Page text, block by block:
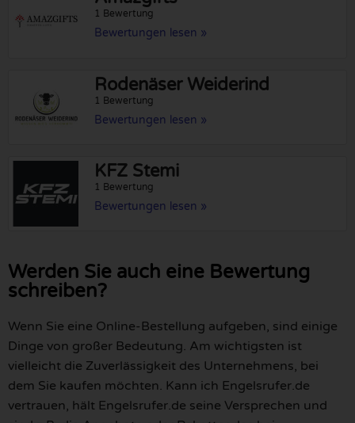
1 Bewertung
Bewertungen lesen »
Rodenäser Weiderind
1 Bewertung
Bewertungen lesen »
KFZ Stemi
1 Bewertung
Bewertungen lesen »
Werden Sie auch eine Bewertung
schreiben?
Wenn Sie eine Online-Bestellung aufgeben, sind einige
Dinge von großer Bedeutung. Am wichtigsten ist
vielleicht die Zuverlässigkeit des Unternehmens, bei
dem Sie kaufen möchten. Kann ich Engelsrufer.de
vertrauen, hält Engelsrufer.de seine Versprechen und